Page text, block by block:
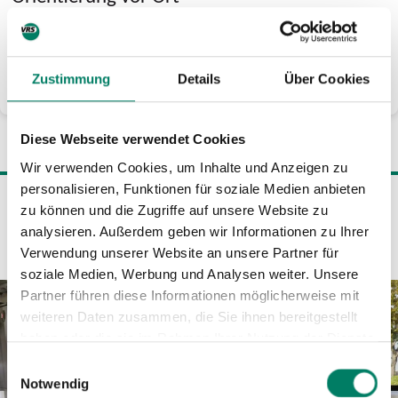
Zustimmung Details Über Cookies
Diese Webseite verwendet Cookies
Wir verwenden Cookies, um Inhalte und Anzeigen zu
personalisieren, Funktionen für soziale Medien anbieten
zu können und die Zugriffe auf unsere Website zu
analysieren. Außerdem geben wir Informationen zu Ihrer
Verwendung unserer Website an unsere Partner für
soziale Medien, Werbung und Analysen weiter. Unsere
Partner führen diese Informationen möglicherweise mit
weiteren Daten zusammen, die Sie ihnen bereitgestellt
Einwilligungsauswahl
Notwendig
Unsere Haltestelleninformationen bieten Dir eine bessere
Orientierung an den Haltestellen und Informationen über
Allgemeine Tipps für eine gute Fahrt